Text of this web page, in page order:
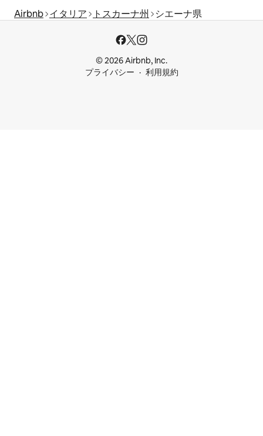
Airbnb イタリア トスカーナ州 シエーナ県
© 2026 Airbnb, Inc.
プライバシー
利用規約